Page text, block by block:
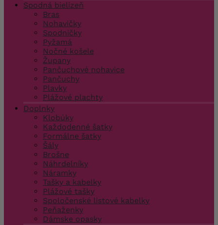
Spodná bielizeň
Bras
Nohavičky
Spodničky
Pyžamá
Nočné košele
Župany
Pančuchové nohavice
Pančuchy
Plavky
Plážové plachty
Doplnky
Klobúky
Každodenné šatky
Formálne šatky
Šály
Brošne
Náhrdelníky
Náramky
Tašky a kabelky
Plážové tašky
Spoločenské listové kabelky
Peňaženky
Dámske opasky